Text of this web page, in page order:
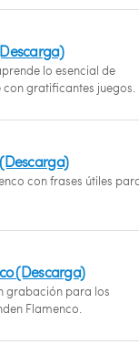
lo esencial de
gratificantes juegos.
con frases útiles
(Descarga)
grabación para los
Flamenco.